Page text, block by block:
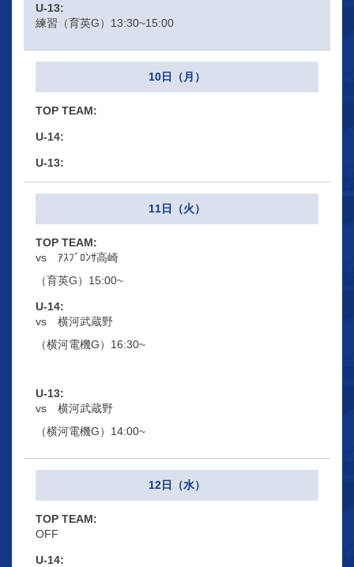
練習（育英G）13:30~15:00
10日（月）
11日（火）
vs ｱｽﾌﾞﾛﾝｻ高崎
（育英G）15:00~
vs 横河武蔵野
（横河電機G）16:30~
vs 横河武蔵野
（横河電機G）14:00~
12日（水）
OFF